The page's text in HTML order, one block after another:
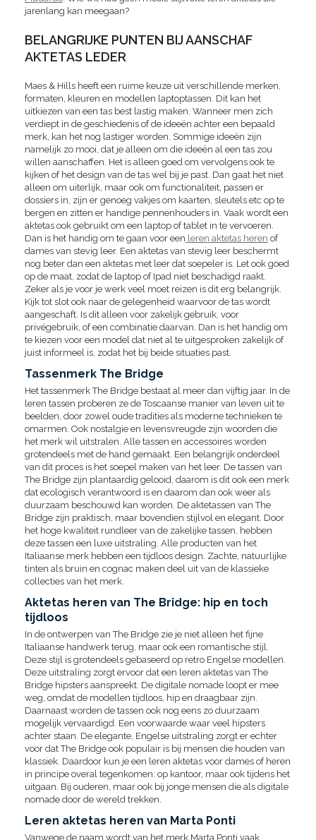
jarenlang kan meegaan?
BELANGRIJKE PUNTEN BIJ AANSCHAF
AKTETAS LEDER
Maes & Hills heeft een ruime keuze uit verschillende merken,
formaten, kleuren en modellen laptoptassen. Dit kan het
uitkiezen van een tas best lastig maken. Wanneer men zich
verdiept in de geschiedenis of de ideeën achter een bepaald
merk, kan het nog lastiger worden. Sommige ideeën zijn
namelijk zo mooi, dat je alleen om die ideeën al een tas zou
willen aanschaffen. Het is alleen goed om vervolgens ook te
kijken of het design van de tas wel bij je past. Dan gaat het niet
alleen om uiterlijk, maar ook om functionaliteit, passen er
dossiers in, zijn er genoeg vakjes om kaarten, sleutels etc op te
bergen en zitten er handige pennenhouders in. Vaak wordt een
aktetas ook gebruikt om een laptop of tablet in te vervoeren.
Dan is het handig om te gaan voor een leren aktetas heren of
dames van stevig leer. Een aktetas van stevig leer beschermt
nog beter dan een aktetas met leer dat soepeler is. Let ook goed
op de maat, zodat de laptop of Ipad niet beschadigd raakt.
Zeker als je voor je werk veel moet reizen is dit erg belangrijk.
Kijk tot slot ook naar de gelegenheid waarvoor de tas wordt
aangeschaft. Is dit alleen voor zakelijk gebruik, voor
privégebruik, of een combinatie daarvan. Dan is het handig om
te kiezen voor een model dat niet al te uitgesproken zakelijk of
juist informeel is, zodat het bij beide situaties past.
Tassenmerk The Bridge
Het tassenmerk The Bridge bestaat al meer dan vijftig jaar. In de
leren tassen proberen ze de Toscaanse manier van leven uit te
beelden, door zowel oude tradities als moderne technieken te
omarmen. Ook nostalgie en levensvreugde zijn woorden die
het merk wil uitstralen. Alle tassen en accessoires worden
grotendeels met de hand gemaakt. Een belangrijk onderdeel
van dit proces is het soepel maken van het leer. De tassen van
The Bridge zijn plantaardig gelooid, daarom is dit ook een merk
dat ecologisch verantwoord is en daarom dan ook weer als
duurzaam beschouwd kan worden. De aktetassen van The
Bridge zijn praktisch, maar bovendien stijlvol en elegant. Door
het hoge kwaliteit rundleer van de zakelijke tassen, hebben
deze tassen een luxe uitstraling. Alle producten van het
Italiaanse merk hebben een tijdloos design. Zachte, natuurlijke
tinten als bruin en cognac maken deel uit van de klassieke
collecties van het merk.
Aktetas heren van The Bridge: hip en toch
tijdloos
In de ontwerpen van The Bridge zie je niet alleen het fijne
Italiaanse handwerk terug, maar ook een romantische stijl.
Deze stijl is grotendeels gebaseerd op retro Engelse modellen.
Deze uitstraling zorgt ervoor dat een leren aktetas van The
Bridge hipsters aanspreekt. De digitale nomade loopt er mee
weg, omdat de modellen tijdloos, hip en draagbaar zijn.
Daarnaast worden de tassen ook nog eens zo duurzaam
mogelijk vervaardigd. Een voorwaarde waar veel hipsters
achter staan. De elegante, Engelse uitstraling zorgt er echter
voor dat The Bridge ook populair is bij mensen die houden van
klassiek. Daardoor kun je een leren aktetas voor dames of heren
in principe overal tegenkomen: op kantoor, maar ook tijdens het
uitgaan. Bij ouderen, maar ook bij jonge mensen die als digitale
nomade door de wereld trekken.
Leren aktetas heren van Marta Ponti
Vanwege de naam wordt van het merk Marta Ponti vaak